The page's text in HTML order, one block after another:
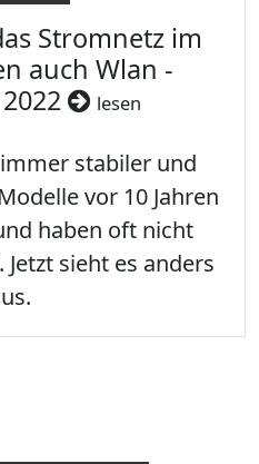
Stromnetz im
auch Wlan -
lesen
stabiler und
vor 10 Jahren
haben oft nicht
sieht es anders